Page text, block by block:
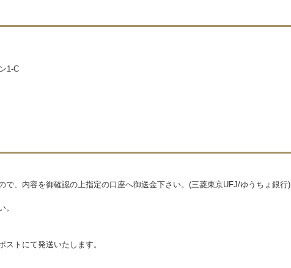
1-C
で、内容を御確認の上指定の口座へ御送金下さい。(三菱東京UFJ/ゆうちょ銀行)
。
ストにて発送いたします。